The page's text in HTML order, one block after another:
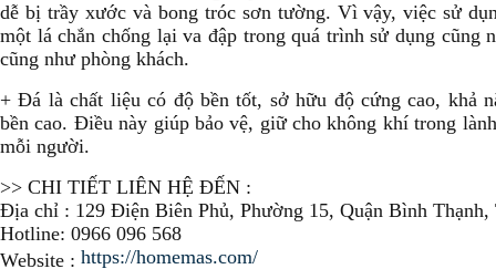
dễ bị trầy xước và bong tróc sơn tường. Vì vậy, việc sử
một lá chắn chống lại va đập trong quá trình sử dụng cũng
cũng như phòng khách.
+ Đá là chất liệu có độ bền tốt, sở hữu độ cứng cao, khả
bền cao. Điều này giúp bảo vệ, giữ cho không khí trong
mỗi người.
>> CHI TIẾT LIÊN HỆ ĐẾN :
Địa chỉ : 129 Điện Biên Phủ, Phường 15, Quận Bình Thạnh,
Hotline: 0966 096 568
Website : https://homemas.com/